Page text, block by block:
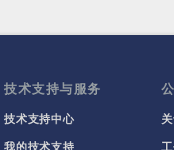
技术支持与服务
技术支持中心
我的技术支持